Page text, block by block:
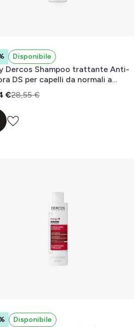
Disponibile
Dercos Shampoo trattante Anti-
DS per capelli da normali a
400 ml
€28,55 €
al carrello
Disponibile